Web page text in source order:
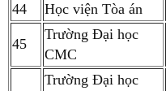
44 Học viện Tòa án
45
Trường Đại học
CMC
Trường Đại học